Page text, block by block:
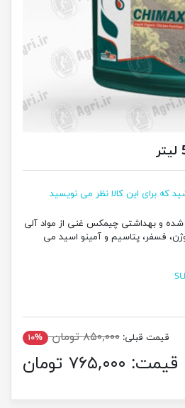
که برای این کالا نظر می نویسید
و بهداشتی چیمکس غنی از مواد آلی
فسفر، پتاسیم و آمینو اسید می
قیمت قبلی: ۸۵۰,۰۰۰ تومان ۱۰%
قیمت: ۷۶۵,۰۰۰ تومان